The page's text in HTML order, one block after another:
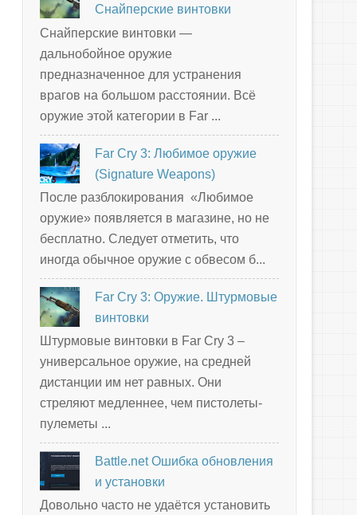
Снайперские винтовки
Снайперские винтовки —
дальнобойное оружие
предназначенное для устранения
врагов на большом расстоянии. Всё
оружие этой категории в Far ...
Far Cry 3: Любимое оружие
(Signature Weapons)
После разблокирования «Любимое
оружие» появляется в магазине, но не
бесплатно. Следует отметить, что
иногда обычное оружие с обвесом б...
Far Cry 3: Оружие. Штурмовые
винтовки
Штурмовые винтовки в Far Cry 3 –
универсальное оружие, на средней
дистанции им нет равных. Они
стреляют медленнее, чем пистолеты-
пулеметы ...
Battle.net Ошибка обновления
и установки
Довольно часто не удаётся установить